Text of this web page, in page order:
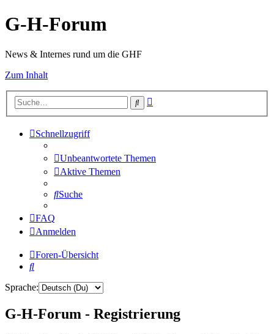
G-H-Forum
News & Internes rund um die GHF
Zum Inhalt
Suche
Schnellzugriff
Unbeantwortete Themen
Aktive Themen
Suche
FAQ
Anmelden
Foren-Übersicht
Suche
Sprache:
G-H-Forum - Registrierung